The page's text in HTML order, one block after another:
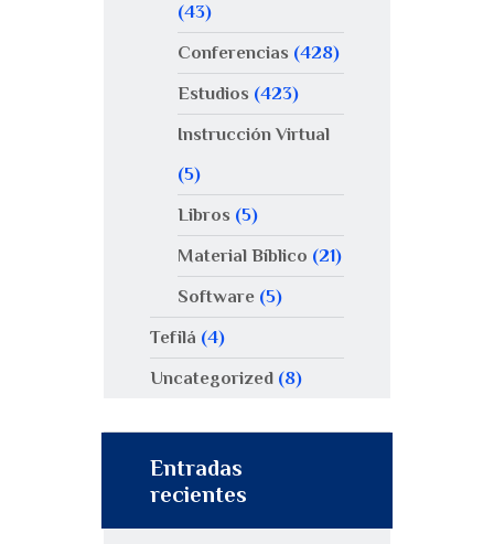
(43)
Conferencias (428)
Estudios (423)
Instrucción Virtual
(5)
Libros (5)
Material Bíblico (21)
Software(5)
Tefilá (4)
Uncategorized (8)
Entradas
recientes